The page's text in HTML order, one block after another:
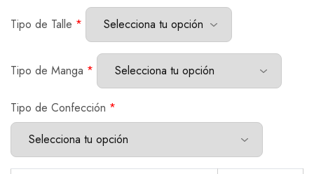
Tipo de Talle *
Tipo de Manga *
Tipo de Confección *